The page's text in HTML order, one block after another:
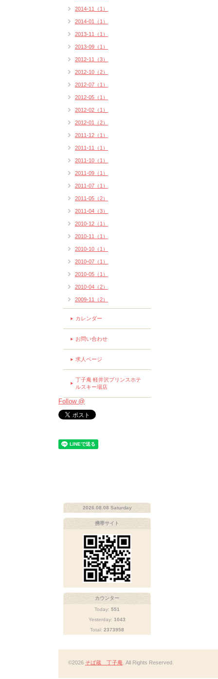
2014-11（1）
2014-01（1）
2013-11（1）
2013-09（1）
2012-11（3）
2012-10（2）
2012-07（1）
2012-05（1）
2012-02（1）
2012-01（2）
2011-12（1）
2011-11（1）
2011-10（1）
2011-09（1）
2011-07（1）
2011-05（2）
2011-04（3）
2010-12（1）
2010-11（1）
2010-10（1）
2010-07（1）
2010-05（1）
2010-04（2）
2009-11（2）
カレンダー
お問い合わせ
求人ページ
丁子庵 軽井沢プリンスホテ
ルスキー場店
Follow @
2026.08.08 Saturday
携帯サイト
カウンター
Today: 551
Yesterday: 1043
Total: 2373958
©2026 そば蔵 丁子庵 . All Rights Reserved.